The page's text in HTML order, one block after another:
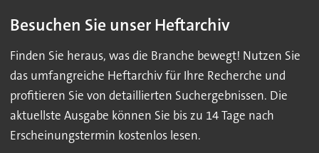
Besuchen Sie unser Heftarchiv
Finden Sie heraus, was die Branche bewegt! Nutzen Sie
das umfangreiche Heftarchiv für Ihre Recherche und
profitieren Sie von detaillierten Suchergebnissen. Die
aktuellste Ausgabe können Sie bis zu 14 Tage nach
Erscheinungstermin kostenlos lesen.